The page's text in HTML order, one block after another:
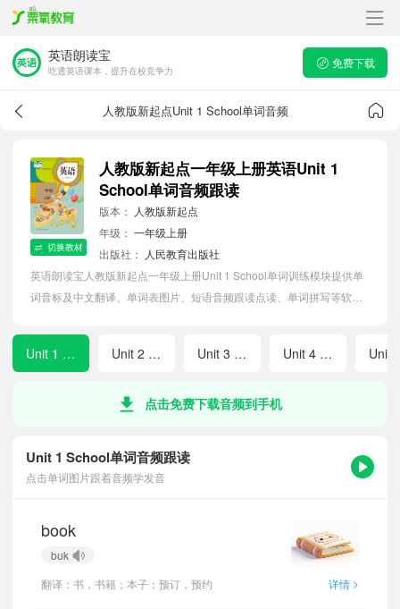
英语朗读宝
吃透英语课本，提升在校竞争力
免费下载
人教版新起点Unit 1 School单词音频
切换教材
人教版新起点一年级上册英语Unit 1
School单词音频跟读
版本：
人教版新起点
年级： 一年级上册
出版社：
人民教育出版社
英语朗读宝人教版新起点一年级上册Unit 1 School单词训练模块提供单
词音标及中文翻译、单词表图片、短语音频跟读点读、单词拼写等软件
听写记忆能力。
Unit 1 School Unit 2 Face Unit 3 Animals Unit 4 Numbers
点击免费下载音频到手机
Unit 1 School单词音频跟读
点击单词图片跟着音频学发音
book
bʊk
翻译：书，书籍；本子；预订，预约
详情 >